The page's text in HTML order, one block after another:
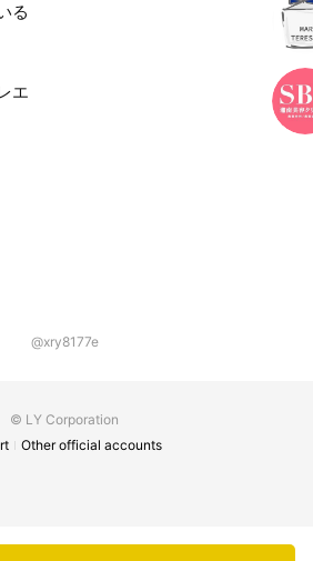
る
エ
@xry8177e
© LY Corporation
Other official accounts